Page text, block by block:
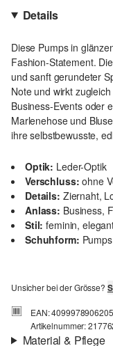
Details
Diese Pumps in
Fashion-Statement.
und sanft gerundeter
Note und wirkt
Business-Events oder
Marlenehose und
ihre selbstbewusste,
Optik: Leder-Optik
Verschluss: ohne
Details: Ziernaht,
Anlass: Business,
Stil: feminin,
Schuhform: Pumps
Unsicher bei der Grösse?
EAN: 4099978906205
Artikelnummer:
Material & Pflege